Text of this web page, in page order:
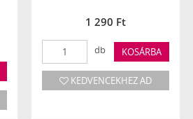
1 290 Ft
db KOSÁRBA
KEDVENCEKHEZ AD